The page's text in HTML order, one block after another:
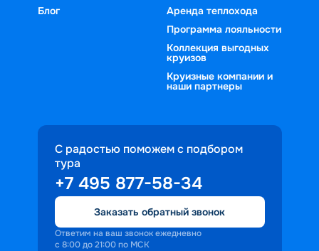
Блог
Аренда теплохода
Программа лояльности
Коллекция выгодных
круизов
Круизные компании и
наши партнеры
С радостью поможем с подбором
тура
+7 495 877-58-34
Заказать обратный звонок
Ответим на ваш звонок ежедневно
с 8:00 до 21:00 по МСК